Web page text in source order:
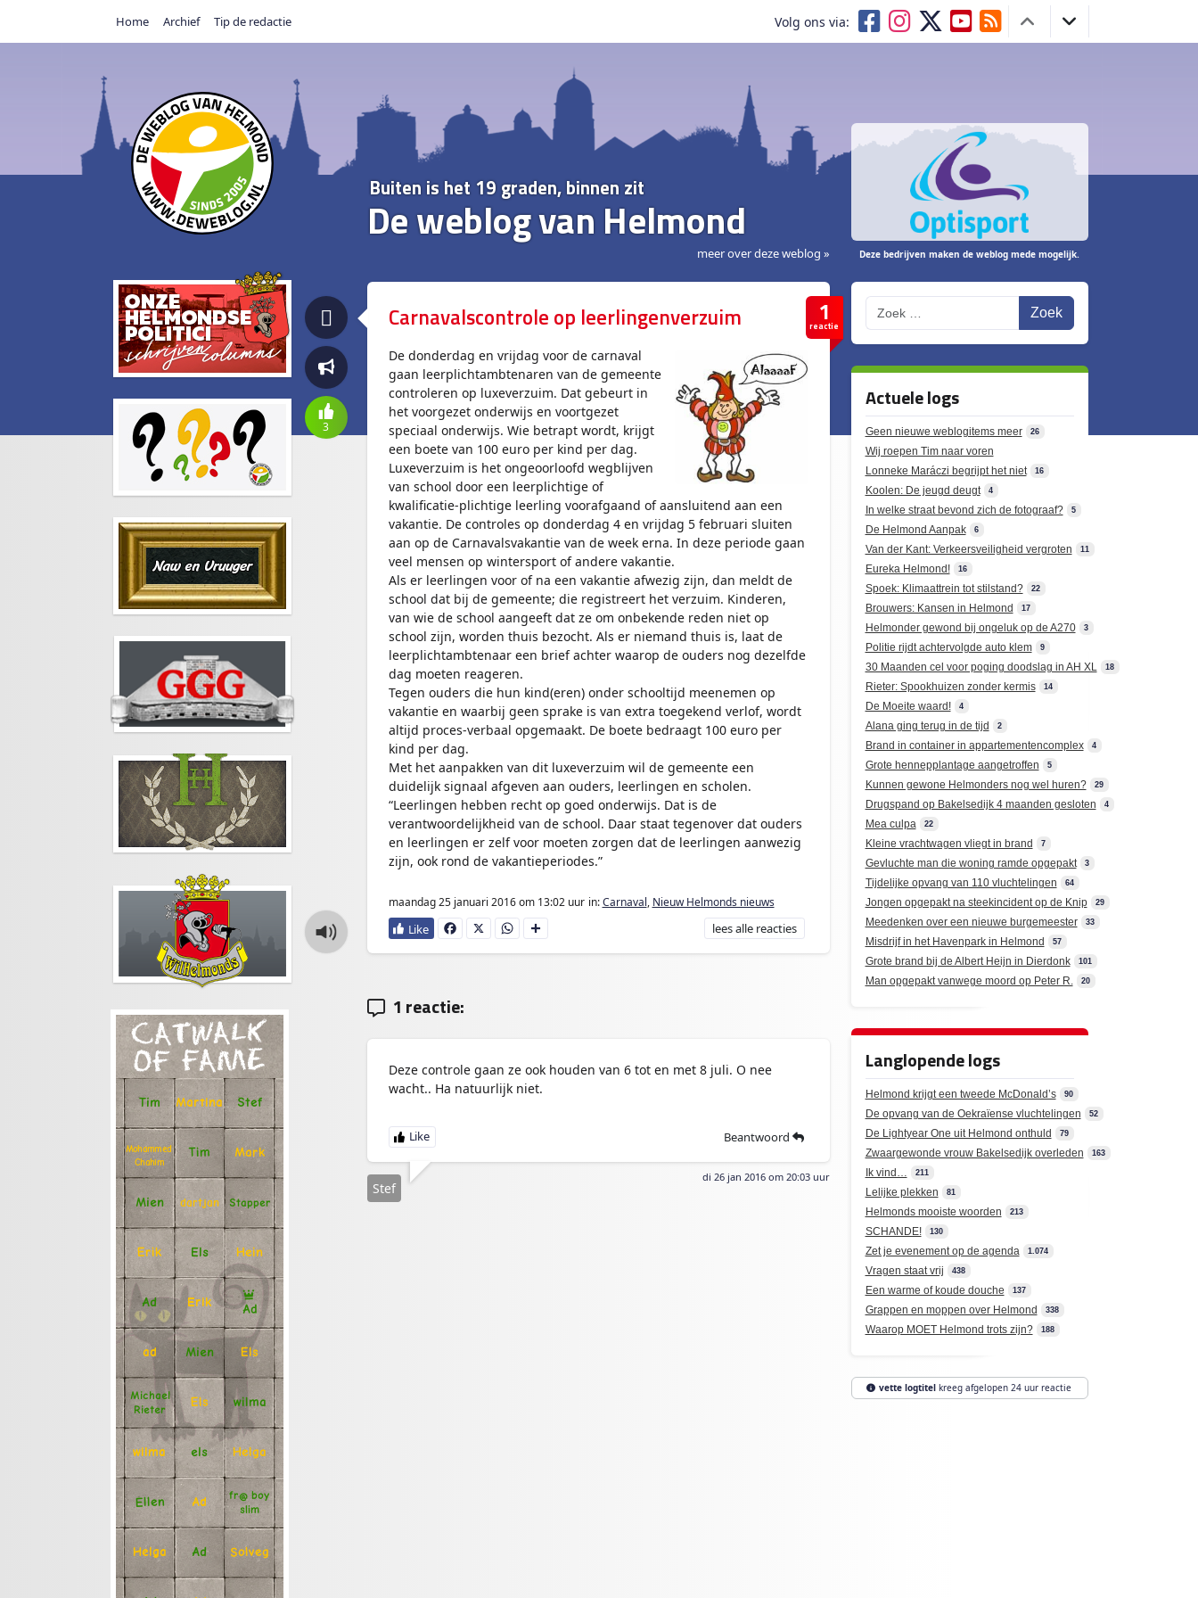
Home Archief Tip de redactie Volg ons via:
Buiten is het 19 graden, binnen zit
De weblog van Helmond
meer over deze weblog » Deze bedrijven maken de weblog mede mogelijk.
CATWALK
OF FAME
Tim Martina Stef
Mohammed
Chahim
Tim Mark
Mien dartjan Stapper
Erik Els Hein
Ad Erik
Ad
ad Mien Els
Michael
Rieter
Els wilma
wilma els Helga
Ellen Ad fr@ boy
slim
Helga Ad Solveg
3
1
reactie
Carnavalscontrole op leerlingenverzuim
De donderdag en vrijdag voor de carnaval
gaan leerplichtambtenaren van de gemeente
controleren op luxeverzuim. Dat gebeurt in
het voorgezet onderwijs en voortgezet
speciaal onderwijs. Wie betrapt wordt, krijgt
een boete van 100 euro per kind per dag.
Luxeverzuim is het ongeoorloofd wegblijven
van school door een leerplichtige of
kwalificatie-plichtige leerling voorafgaand of aansluitend aan een
vakantie. De controles op donderdag 4 en vrijdag 5 februari sluiten
aan op de Carnavalsvakantie van de week erna. In deze periode gaan
veel mensen op wintersport of andere vakantie.
Als er leerlingen voor of na een vakantie afwezig zijn, dan meldt de
school dat bij de gemeente; die registreert het verzuim. Kinderen,
van wie de school aangeeft dat ze om onbekende reden niet op
school zijn, worden thuis bezocht. Als er niemand thuis is, laat de
leerplichtambtenaar een brief achter waarop de ouders nog dezelfde
dag moeten reageren.
Tegen ouders die hun kind(eren) onder schooltijd meenemen op
vakantie en waarbij geen sprake is van extra toegekend verlof, wordt
altijd proces-verbaal opgemaakt. De boete bedraagt 100 euro per
kind per dag.
Met het aanpakken van dit luxeverzuim wil de gemeente een
duidelijk signaal afgeven aan ouders, leerlingen en scholen.
“Leerlingen hebben recht op goed onderwijs. Dat is de
verantwoordelijkheid van de school. Daar staat tegenover dat ouders
en leerlingen er zelf voor moeten zorgen dat de leerlingen aanwezig
zijn, ook rond de vakantieperiodes.”
maandag 25 januari 2016om 13:02 uur in:Carnaval, Nieuw Helmonds nieuws
Fa
ce
X
W
ha
D
e
leesalle reacties
1 reactie:
Deze controle gaan ze ook houden van 6 tot en met 8 juli. O nee
wacht.. Ha natuurlijk niet.
Beantwoord
di 26 jan 2016 om 20:03 uur
Stef
Actuele logs
Geen nieuwe weblogitems meer 26
Wij roepen Tim naar voren
Lonneke Maráczi begrijpt het niet
16
Koolen: De jeugd deugt 4
In welke straat bevond zich de fotograaf? 5
De Helmond Aanpak 6
Van der Kant: Verkeersveiligheid vergroten 11
Eureka Helmond! 16
Spoek: Klimaattrein tot stilstand? 22
Brouwers: Kansen in Helmond 17
Helmonder gewond bij ongeluk op de A270 3
Politie rijdt achtervolgde auto klem 9
30 Maanden cel voor poging doodslag in AH XL 18
Rieter: Spookhuizen zonder kermis 14
De Moeite waard! 4
Alana ging terug in de tijd 2
Brand in container in appartementencomplex 4
Grote hennepplantage aangetroffen 5
Kunnen gewone Helmonders nog wel huren? 29
Drugspand op Bakelsedijk 4 maanden gesloten 4
Mea culpa 22
Kleine vrachtwagen vliegt in brand 7
Gevluchte man die woning ramde opgepakt 3
Tijdelijke opvang van 110 vluchtelingen 64
Jongen opgepakt na steekincident op de Knip 29
Meedenken over een nieuwe burgemeester 33
Misdrijf in het Havenpark in Helmond 57
Grote brand bij de Albert Heijn in Dierdonk 101
Man opgepakt vanwege moord op Peter R. 20
Langlopende logs
Helmond krijgt een tweede McDonald’s 90
De opvang van de Oekraïense vluchtelingen 52
De Lightyear One uit Helmond onthuld 79
Zwaargewonde vrouw Bakelsedijk overleden 163
Ik vind… 211
Lelijke plekken 81
Helmonds mooiste woorden 213
SCHANDE! 130
Zet je evenement op de agenda 1.074
Vragen staat vrij 438
Een warme of koude douche 137
Grappen en moppen over Helmond 338
Waarop MOET Helmond trots zijn? 188
vette logtitelkreeg afgelopen 24 uur reactie